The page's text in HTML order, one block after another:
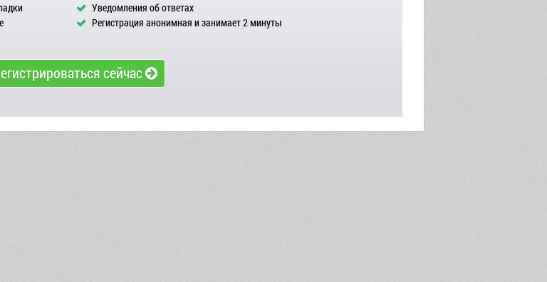
Уведомления об ответах
Регистрация анонимная и занимает 2 минуты
сейчас